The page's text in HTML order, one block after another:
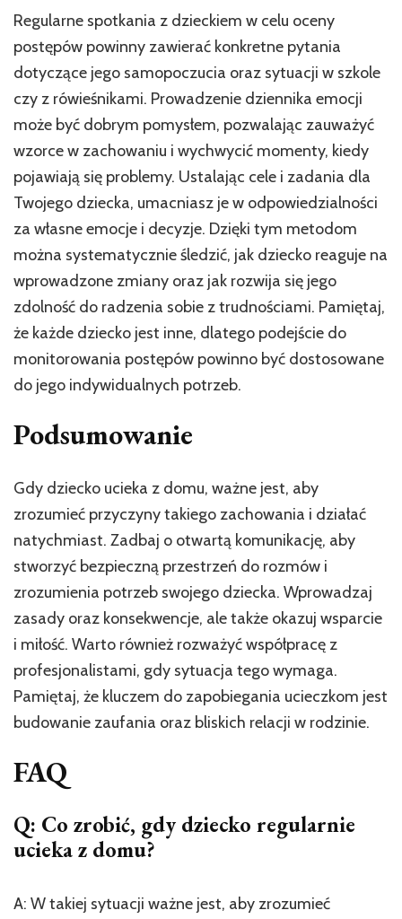
Regularne spotkania z dzieckiem w celu oceny
postępów powinny zawierać konkretne pytania
dotyczące jego samopoczucia oraz sytuacji w szkole
czy z rówieśnikami. Prowadzenie dziennika emocji
może być dobrym pomysłem, pozwalając zauważyć
wzorce w zachowaniu i wychwycić momenty, kiedy
pojawiają się problemy. Ustalając cele i zadania dla
Twojego dziecka, umacniasz je w odpowiedzialności
za własne emocje i decyzje. Dzięki tym metodom
można systematycznie śledzić, jak dziecko reaguje na
wprowadzone zmiany oraz jak rozwija się jego
zdolność do radzenia sobie z trudnościami. Pamiętaj,
że każde dziecko jest inne, dlatego podejście do
monitorowania postępów powinno być dostosowane
do jego indywidualnych potrzeb.
Podsumowanie
Gdy dziecko ucieka z domu, ważne jest, aby
zrozumieć przyczyny takiego zachowania i działać
natychmiast. Zadbaj o otwartą komunikację, aby
stworzyć bezpieczną przestrzeń do rozmów i
zrozumienia potrzeb swojego dziecka. Wprowadzaj
zasady oraz konsekwencje, ale także okazuj wsparcie
i miłość. Warto również rozważyć współpracę z
profesjonalistami, gdy sytuacja tego wymaga.
Pamiętaj, że kluczem do zapobiegania ucieczkom jest
budowanie zaufania oraz bliskich relacji w rodzinie.
FAQ
Q: Co zrobić, gdy dziecko regularnie
ucieka z domu?
A: W takiej sytuacji ważne jest, aby zrozumieć